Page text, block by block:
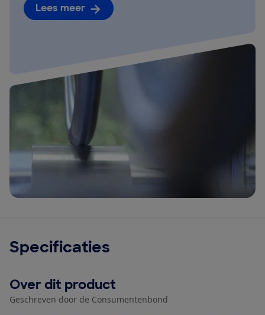
Lees meer
Specificaties
Over dit product
Geschreven door de Consumentenbond